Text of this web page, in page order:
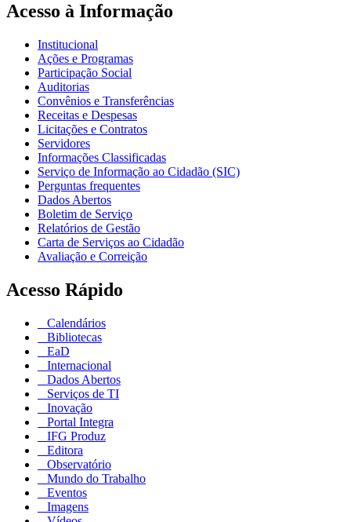
Acesso à Informação
Institucional
Ações e Programas
Participação Social
Auditorias
Convênios e Transferências
Receitas e Despesas
Licitações e Contratos
Servidores
Informações Classificadas
Serviço de Informação ao Cidadão (SIC)
Perguntas frequentes
Dados Abertos
Boletim de Serviço
Relatórios de Gestão
Carta de Serviços ao Cidadão
Avaliação e Correição
Acesso Rápido
Calendários
Bibliotecas
EaD
Internacional
Dados Abertos
Serviços de TI
Inovação
Portal Integra
IFG Produz
Editora
Observatório
Mundo do Trabalho
Eventos
Imagens